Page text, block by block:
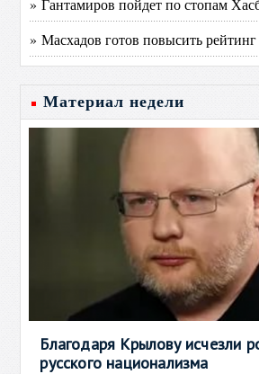
» Гантамиров пойдет по стопам
» Масхадов готов повысить
Материал недели
Благодаря Крылову исчезли
русского национализма